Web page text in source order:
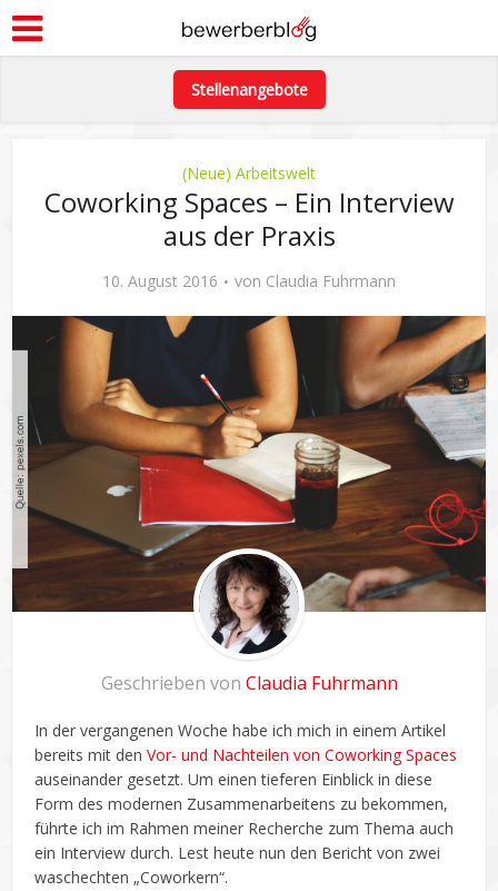
Stellenangebote
(Neue) Arbeitswelt
Coworking Spaces – Ein Interview
aus der Praxis
10. August 2016 von Claudia Fuhrmann
Geschrieben von Claudia Fuhrmann
In der vergangenen Woche habe ich mich in einem Artikel
bereits mit denVor- und Nachteilen von Coworking Spaces
auseinander gesetzt. Um einen tieferen Einblick in diese
Form des modernen Zusammenarbeitens zu bekommen,
führte ich im Rahmen meiner Recherche zum Thema auch
ein Interview durch. Lest heute nun den Bericht von zwei
waschechten „Coworkern“.